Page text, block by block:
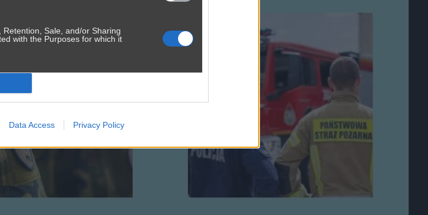
Sale, and/or Sharing
with the Purposes for which it
Data Access Privacy Policy